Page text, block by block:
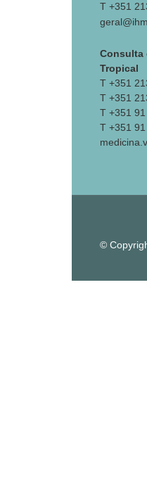
T +351
Consulta
Tropical
T +351
T +351
T +351
T +351
©